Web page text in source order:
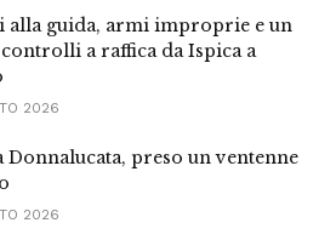
alla guida, armi improprie e un
a raffica da Ispica a
2026
Donnalucata, preso un ventenne
2026